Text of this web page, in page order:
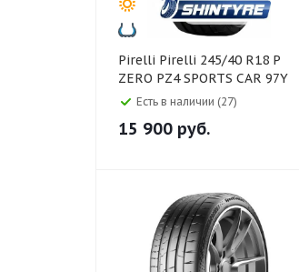
Pirelli Pirelli 245/40 R18 P
ZERO PZ4 SPORTS CAR 97Y
Есть в наличии (27)
15 900 руб.